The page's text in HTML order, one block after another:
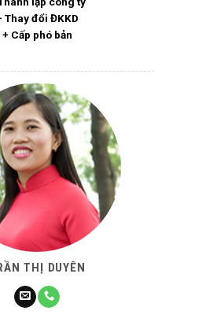
Thay đổi ĐKKD
+ Cấp phó bản
THỊ DUYÊN